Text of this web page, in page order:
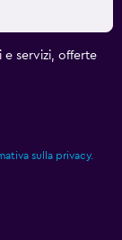
e servizi, offerte
sulla privacy.